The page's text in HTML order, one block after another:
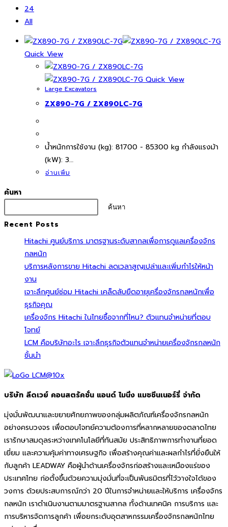
24
All
Quick View
Quick View
Large Excavators
ZX890-7G / ZX890LC-7G
นํ้าหนักการใช้งาน (kg): 81700 - 85300 kg กำลังแรงม้า
(kW): 3…
อ่านเพิ่ม
ค้นหา
ค้นหา
Recent Posts
Hitachi ศูนย์บริการ มาตรฐานระดับสากลเพื่อการดูแลเครื่องจักร
กลหนัก
บริการหลังการขาย Hitachi ลดเวลาสูญเปล่าและเพิ่มกำไรให้หน้า
งาน
เจาะลึกศูนย์ซ่อม Hitachi เคล็ดลับยืดอายุเครื่องจักรกลหนักเพื่อ
ธุรกิจคุณ
เครื่องจักร Hitachi ในไทยซื้อจากที่ไหน? ตัวแทนจำหน่ายที่ตอบ
โจทย์
LCM คือบริษัทอะไร เจาะลึกธุรกิจตัวแทนจำหน่ายเครื่องจักรกลหนัก
ชั้นนำ
บริษัท ลีดเวย์ คอนสตรัคชั่น แอนด์ ไมนิ่ง แมชชีนเนอร์รี่ จำกัด
มุ่งมั่นพัฒนาและขยายศักยภาพของกลุ่มผลิตภัณฑ์เครื่องจักรกลหนัก
อย่างครบวงจร เพื่อตอบโจทย์ความต้องการที่หลากหลายของตลาดไทย
เรารักษาสมดุลระหว่างเทคโนโลยีที่ทันสมัย ประสิทธิภาพการทำงานที่ยอด
เยี่ยม และความคุ้มค่าทางเศรษฐกิจ เพื่อสร้างคุณค่าและผลกำไรที่ยั่งยืนให้
กับลูกค้า LEADWAY คือผู้นำด้านเครื่องจักรก่อสร้างและเหมืองแร่ของ
ประเทศไทย ก่อตั้งขึ้นด้วยความมุ่งมั่นที่จะเป็นพันธมิตรที่ไว้วางใจได้ของ
วงการ ด้วยประสบการณ์กว่า 20 ปีในการจำหน่ายและให้บริการ เครื่องจักร
กลหนัก เราดำเนินงานตามมาตรฐานสากล ทั้งด้านเทคนิค การบริการ และ
การบริหารจัดการลูกค้า เพื่อยกระดับอุตสาหกรรมเครื่องจักรกลหนักไทย